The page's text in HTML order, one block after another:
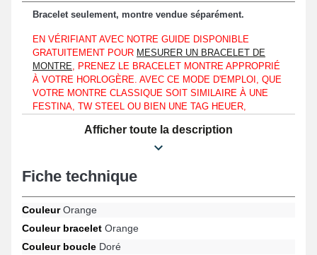
Bracelet seulement, montre vendue séparément.
EN VÉRIFIANT AVEC NOTRE GUIDE DISPONIBLE
GRATUITEMENT POUR MESURER UN BRACELET DE
MONTRE, PRENEZ LE BRACELET MONTRE APPROPRIÉ
À VOTRE HORLOGÈRE. AVEC CE MODE D'EMPLOI, QUE
VOTRE MONTRE CLASSIQUE SOIT SIMILAIRE À UNE
FESTINA, TW STEEL OU BIEN UNE TAG HEUER,
FORMAT DE GARDE-TEMPS QUI EST EN VOTRE
Combinable uniquement à un entre-corne avec un boîtier de
montre de 20 mm.
Étant réalisé en tissu, le produit original représente un compromis
Le fermoir ardillon d'aspect doré garantit une fixation commode et
fiable. Ce produit exige d'être placé à l'aide de pompes d'une
Afficher toute la description
Fiche technique
CouleurOrange
Couleur bracelet Orange
Couleur boucle Doré